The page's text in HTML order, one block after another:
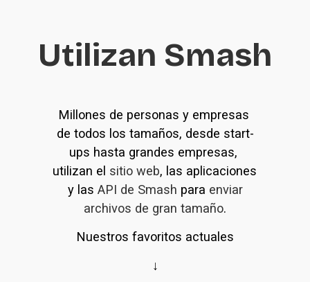
Utilizan Smash
Millones de personas y empresas
de todos los tamaños, desde start-
ups hasta grandes empresas,
utilizan el sitio web, las aplicaciones
y las API de Smash para enviar
archivos de gran tamaño.
Nuestros favoritos actuales
↓